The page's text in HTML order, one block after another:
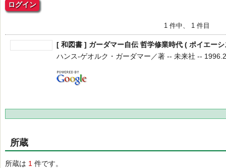
ログイン
1 件中、 1 件目
[ 和図書 ] ガーダマー自伝 哲学修業時代 ( ポイエー
ハンス‐ゲオルク・ガーダマー／著 -- 未来社 --
所蔵
所蔵は 1 件です。